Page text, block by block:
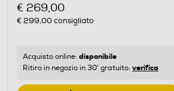
€ 269,00
€ 299,00consigliato
Acquisto online: disponibile
Ritiro in negozio in 30' gratuito: verifica